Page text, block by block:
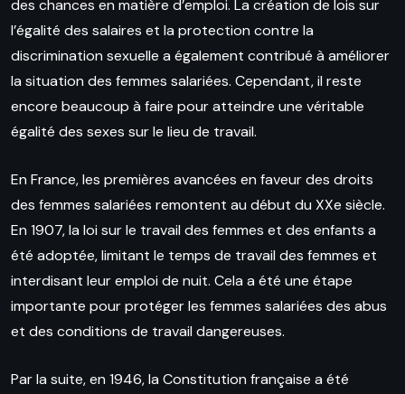
des chances en matière d’emploi. La création de lois sur
l’égalité des salaires et la protection contre la
discrimination sexuelle a également contribué à améliorer
la situation des femmes salariées. Cependant, il reste
encore beaucoup à faire pour atteindre une véritable
égalité des sexes sur le lieu de travail.
En France, les premières avancées en faveur des droits
des femmes salariées remontent au début du XXe siècle.
En 1907, la loi sur le travail des femmes et des enfants a
été adoptée, limitant le temps de travail des femmes et
interdisant leur emploi de nuit. Cela a été une étape
importante pour protéger les femmes salariées des abus
et des conditions de travail dangereuses.
Par la suite, en 1946, la Constitution française a été